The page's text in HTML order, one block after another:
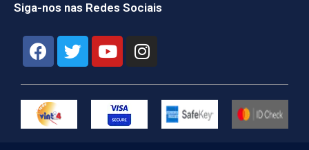
Siga-nos nas Redes Sociais